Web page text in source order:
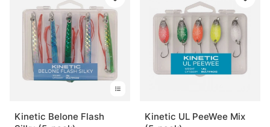
Kinetic Belone Flash
Kinetic UL PeeWee Mix